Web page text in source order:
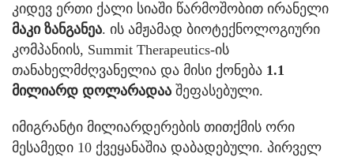
კიდევ ერთი ქალი სიაში წარმოშობით ირანელი
მაკი ზანგანეა. ის ამჟამად ბიოტექნოლოგიური
კომპანიის, Summit Therapeutics-ის
თანახელმძღვანელია და მისი ქონება 1.1
მილიარდ დოლარადაა შეფასებული.
იმიგრანტი მილიარდერების თითქმის ორი
მესამედი 10 ქვეყანაშია დაბადებული. პირველ